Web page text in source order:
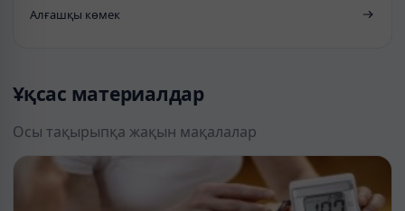
Алғашқы көмек
Ұқсас материалдар
Осы тақырыпқа жақын мақалалар